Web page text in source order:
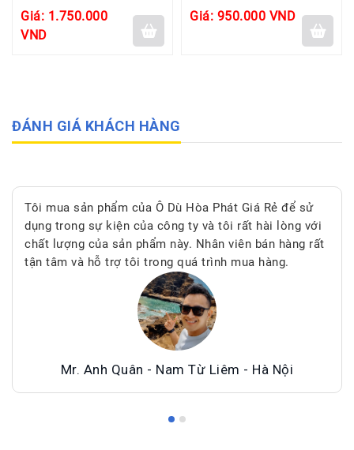
Giá: 1.750.000
VND
Giá: 950.000 VND
ĐÁNH GIÁ KHÁCH HÀNG
Tôi mua sản phẩm của Ô Dù Hòa Phát Giá Rẻ để sử
dụng trong sự kiện của công ty và tôi rất hài lòng với
chất lượng của sản phẩm này. Nhân viên bán hàng rất
tận tâm và hỗ trợ tôi trong quá trình mua hàng.
Mr. Anh Quân - Nam Từ Liêm - Hà Nội